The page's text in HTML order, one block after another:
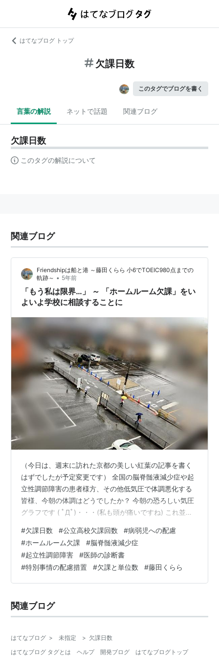
はてなブログ トップ
欠課日数
このタグでブログを書く
言葉の解説 ネットで話題 関連ブログ
欠課日数
このタグの解説について
関連ブログ
Friendshipは船と港 ～藤田くらら 小6でTOEIC980点までの
軌跡～ • 5年前
「もう私は限界…」 ～ 「ホームルーム欠課」をい
よいよ学校に相談することに
（今日は、週末に訪れた京都の美しい紅葉の記事を書く
はずでしたが予定変更です） 全国の脳脊髄液減少症や起
立性調節障害の患者様方、その他低気圧で体調悪化する
皆様、今朝の体調はどうでしたか？ 今朝の恐ろしい気圧
グラフです ( ﾟДﾟ)・・・(私も頭が痛いですね) これ並み
痛があっても登校ができていたら、脳脊髄液減少症もほ
ぼ治ったか？というような嬉しい気分になれるのです
が・・・ 娘は、朝の目覚ましが20分ごとに3回鳴っても
覚醒できず、登校は断念したのです。 毎日、8時半の登
校時間に起きるために、7時に目覚ましの1回目を鳴ら
#欠課日数 #公立高校欠課回数 #病弱児への配慮
#ホームルーム欠課 #脳脊髄液減少症
#起立性調節障害 #医師の診断書
#特別事情の配慮措置 #欠課と単位数 #藤田くらら
関連ブログ
はてなブログ > 未指定 > 欠課日数
はてなブログ タグとは
ヘルプ 開発ブログ はてなブログトップ